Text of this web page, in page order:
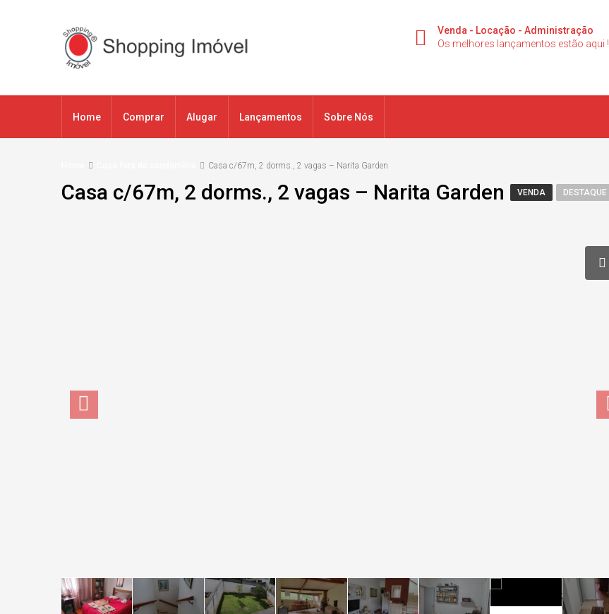
Venda - Locação - Administração
Os melhores lançamentos estão aqui !
Home Comprar Alugar Lançamentos Sobre Nós
Casa c/67m, 2 dorms., 2 vagas – Narita Garden
Casa c/67m, 2 dorms., 2 vagas – Narita Garden VENDA DESTAQUE